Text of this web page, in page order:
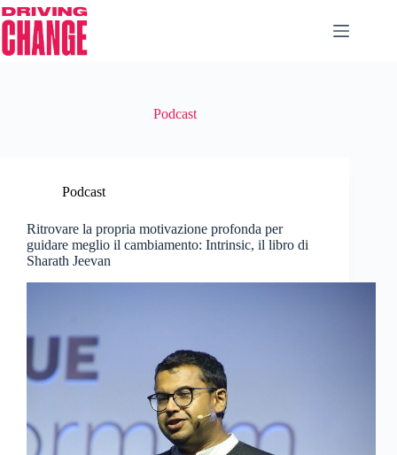
Podcast
Podcast
Ritrovare la propria motivazione profonda per
guidare meglio il cambiamento: Intrinsic, il libro di
Sharath Jeevan